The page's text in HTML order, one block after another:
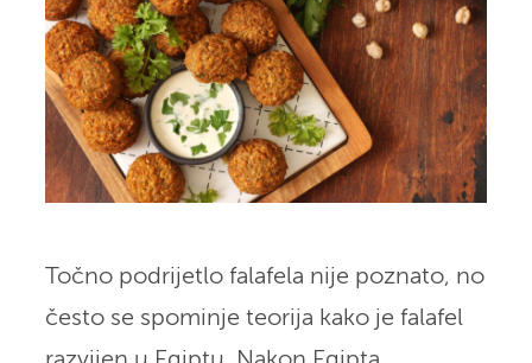
Točno podrijetlo falafela nije poznato, no
često se spominje teorija kako je falafel